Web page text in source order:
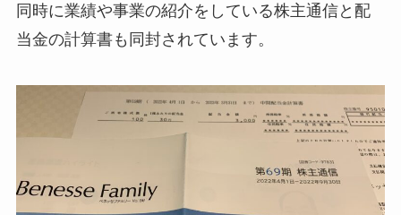
同時に業績や事業の紹介をしている株主通信と配
当金の計算書も同封されています。